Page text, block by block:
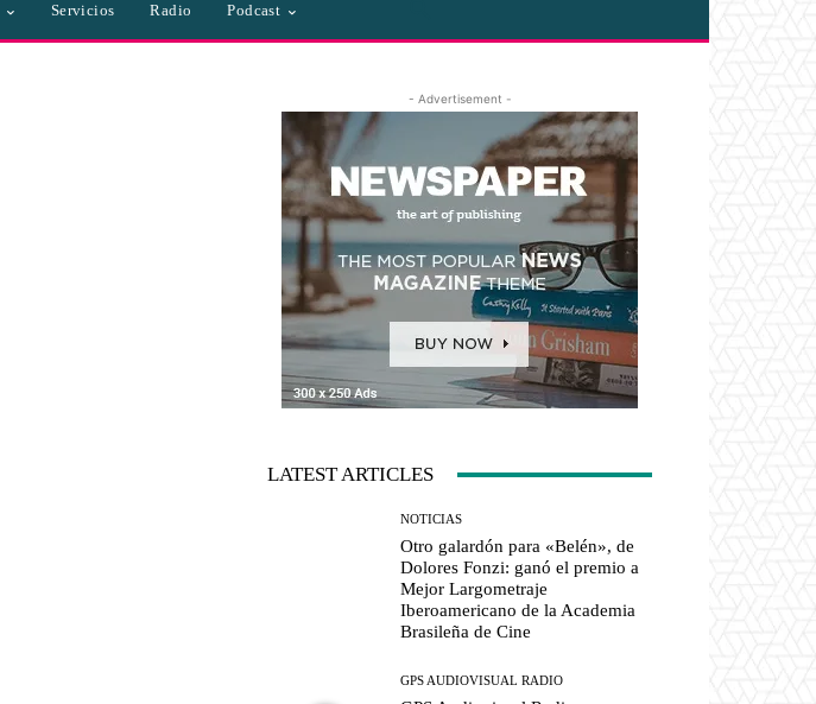
Servicios Radio Podcast
- Advertisement -
LATEST ARTICLES
NOTICIAS
Otro galardón para «Belén», de
Dolores Fonzi: ganó el premio a
Mejor Largometraje
Iberoamericano de la Academia
Brasileña de Cine
GPS AUDIOVISUAL RADIO